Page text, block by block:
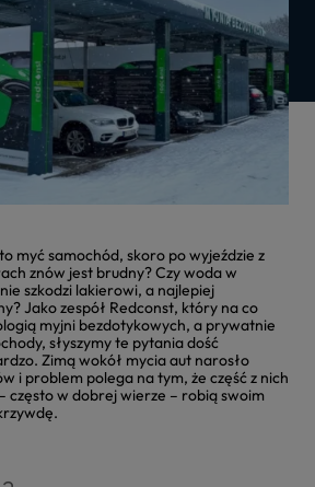
myć samochód, skoro po wyjeździe z
znów jest brudny? Czy woda w
szkodzi lakierowi, a najlepiej
Jako zespół Redconst, który na co
myjni bezdotykowych, a prywatnie
słyszymy te pytania dość
Zimą wokół mycia aut narosło
i problem polega na tym, że część z nich
często w dobrej wierze – robią swoim